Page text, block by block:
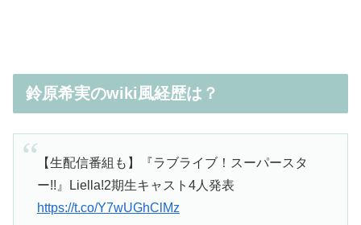
鈴原希実のwiki風経歴は？
【生配信番組も】『ラブライブ！スーパースタ
ー!!』Liella!2期生キャスト4人発表
https://t.co/Y7wUGhClMz